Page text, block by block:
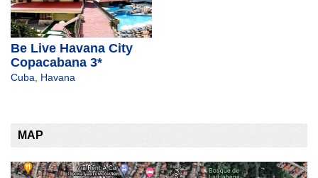
Be Live Havana City
Copacabana 3*
Cuba Havana
MAP